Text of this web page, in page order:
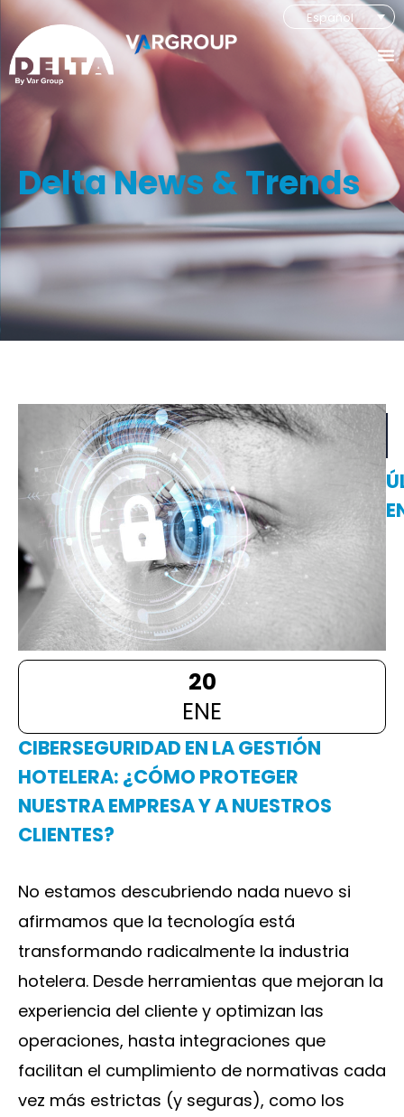
Español
Delta News & Trends
20
ENE
CIBERSEGURIDAD EN LA GESTIÓN
HOTELERA: ¿CÓMO PROTEGER
NUESTRA EMPRESA Y A NUESTROS
CLIENTES?
No estamos descubriendo nada nuevo si
afirmamos que la tecnología está
transformando radicalmente la industria
hotelera. Desde herramientas que mejoran la
experiencia del cliente y optimizan las
operaciones, hasta integraciones que
facilitan el cumplimiento de normativas cada
vez más estrictas (y seguras), como los